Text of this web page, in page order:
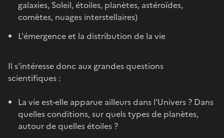
galaxies, Soleil, étoiles, planètes, astéroïdes,
comètes, nuages interstellaires)
L'émergence et la distribution de la vie
Il s'intéresse donc aux grandes questions
scientifiques :
La vie est-elle apparue ailleurs dans l'Univers ? Dans
quelles conditions, sur quels types de planètes,
autour de quelles étoiles ?